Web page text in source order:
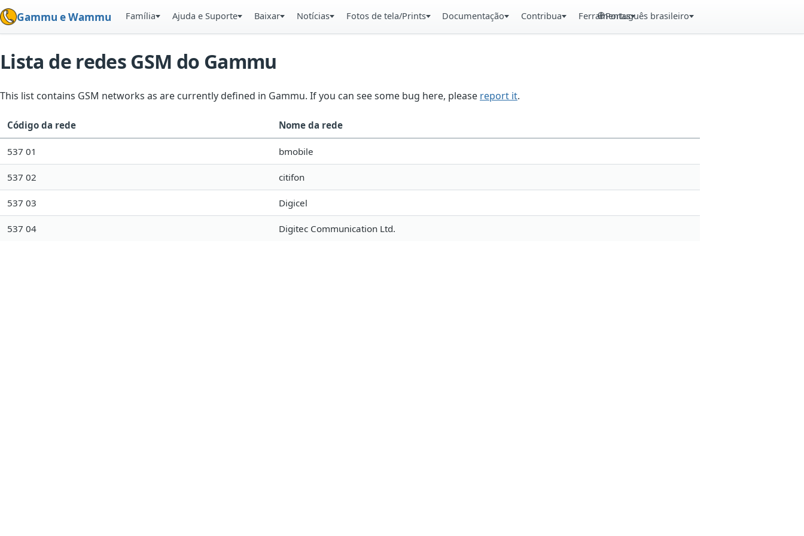
Gammu e Wammu Família Ajuda e Suporte Baixar Notícias Fotos de tela/Prints Documentação Contribua FerramentasPortuguês brasileiro
Lista de redes GSM do Gammu
This list contains GSM networks as are currently defined in Gammu. If you can see some bug here, please report it.
Código da rede Nome da rede
537 01 bmobile
537 02 citifon
537 03 Digicel
537 04 Digitec Communication Ltd.